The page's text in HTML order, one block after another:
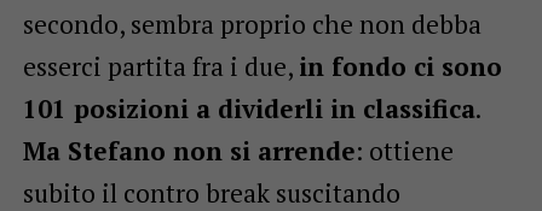
secondo, sembra proprio che non debba
esserci partita fra i due, in fondo ci sono
101 posizioni a dividerli in classifica.
Ma Stefano non si arrende: ottiene
subito il contro break suscitando